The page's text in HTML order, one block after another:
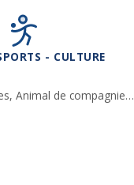
- CULTURE
Animal de compagnie…